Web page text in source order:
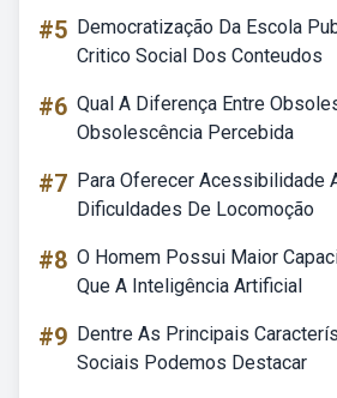
#5 Democratização Da Escola
Critico Social Dos Conteudos
#6 Qual A Diferença Entre
Obsolescência Percebida
#7 Para Oferecer Acessibilidade
Dificuldades De Locomoção
#8 O Homem Possui Maior
Que A Inteligência Artificial
#9 Dentre As Principais
Sociais Podemos Destacar